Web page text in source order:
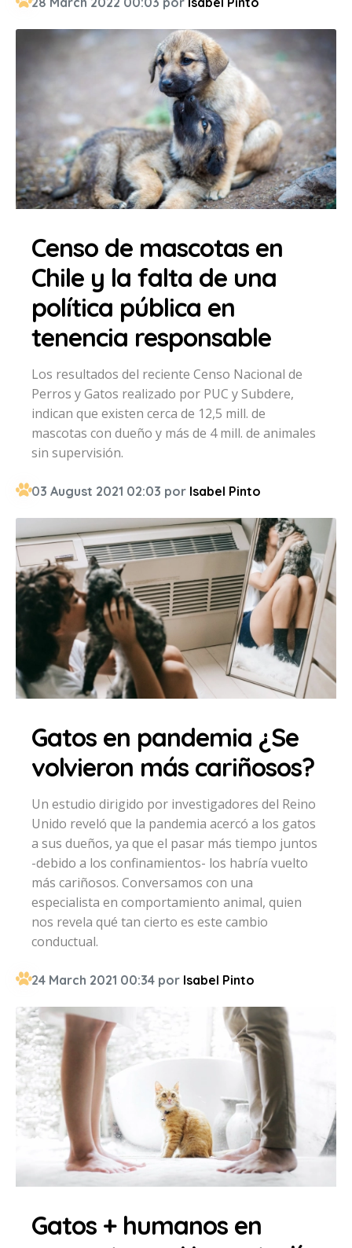
Censo de mascotas en
Chile y la falta de una
política pública en
tenencia responsable
Los resultados del reciente Censo Nacional de
Perros y Gatos realizado por PUC y Subdere,
indican que existen cerca de 12,5 mill. de
mascotas con dueño y más de 4 mill. de animales
sin supervisión.
03 August 2021 02:03 por Isabel Pinto
Gatos en pandemia ¿Se
volvieron más cariñosos?
Un estudio dirigido por investigadores del Reino
Unido reveló que la pandemia acercó a los gatos
a sus dueños, ya que el pasar más tiempo juntos
-debido a los confinamientos- los habría vuelto
más cariñosos. Conversamos con una
especialista en comportamiento animal, quien
nos revela qué tan cierto es este cambio
conductual.
24 March 2021 00:34 por Isabel Pinto
Gatos + humanos en